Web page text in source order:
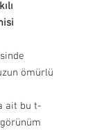
ömürlü
ait bu t-